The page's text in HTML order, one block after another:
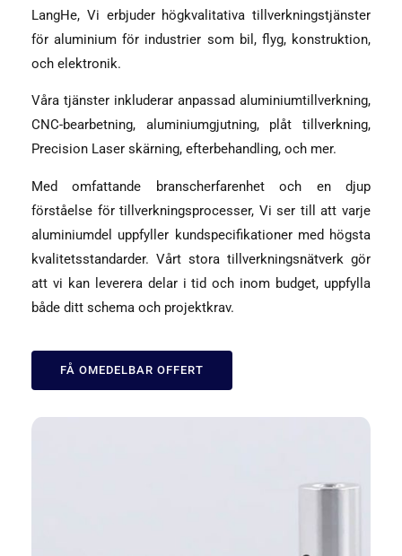
LangHe, Vi erbjuder högkvalitativa tillverkningstjänster
för aluminium för industrier som bil, flyg, konstruktion,
och elektronik.
Våra tjänster inkluderar anpassad aluminiumtillverkning,
CNC-bearbetning, aluminiumgjutning, plåt tillverkning,
Precision Laser skärning, efterbehandling, och mer.
Med omfattande branscherfarenhet och en djup
förståelse för tillverkningsprocesser, Vi ser till att varje
aluminiumdel uppfyller kundspecifikationer med högsta
kvalitetsstandarder. Vårt stora tillverkningsnätverk gör
att vi kan leverera delar i tid och inom budget, uppfylla
både ditt schema och projektkrav.
FÅ OMEDELBAR OFFERT